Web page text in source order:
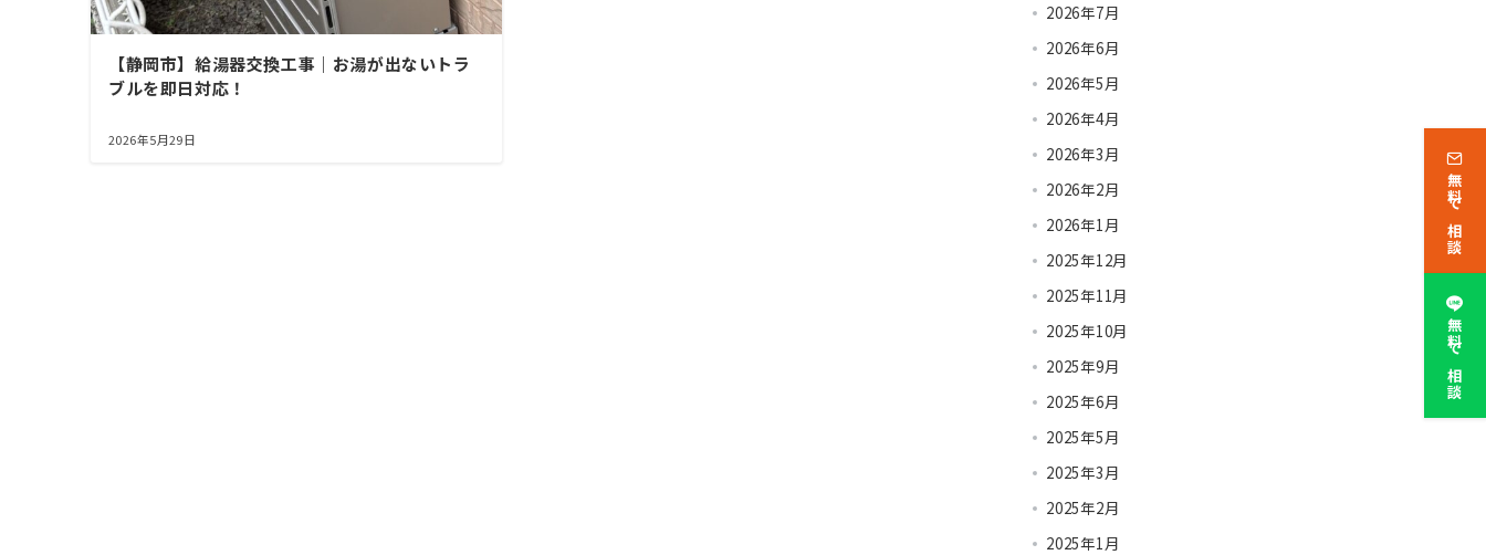
【静岡市】給湯器交換工事｜お湯が出ないトラ
ブルを即日対応！
2026年5月29日
2026年7月
2026年6月
2026年5月
2026年4月
2026年3月
2026年2月
2026年1月
2025年12月
2025年11月
2025年10月
2025年9月
2025年6月
2025年5月
2025年3月
2025年2月
2025年1月
無料で相談
無料で相談